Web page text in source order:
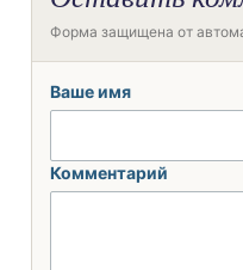
Форма защищена от
Ваше имя
Комментарий